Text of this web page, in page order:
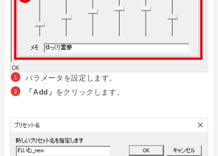
パラメータを設定します。
「Add」
をクリックします。